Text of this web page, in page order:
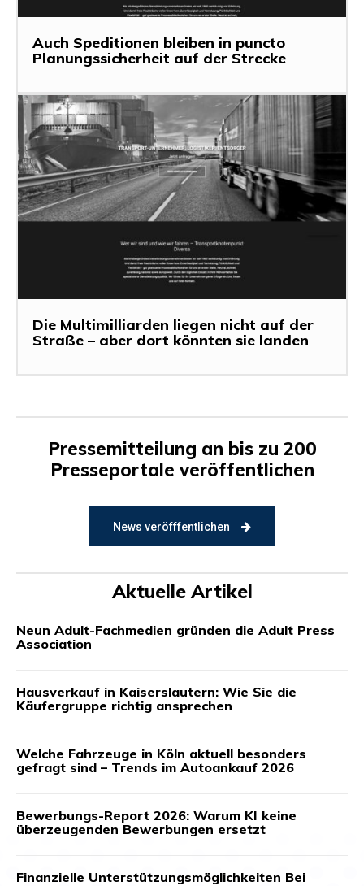
Auch Speditionen bleiben in puncto
Planungssicherheit auf der Strecke
Die Multimilliarden liegen nicht auf der
Straße – aber dort könnten sie landen
Pressemitteilung an bis zu 200
Presseportale veröffentlichen
News veröfffentlichen
Aktuelle Artikel
Neun Adult-Fachmedien gründen die Adult Press
Association
Hausverkauf in Kaiserslautern: Wie Sie die
Käufergruppe richtig ansprechen
Welche Fahrzeuge in Köln aktuell besonders
gefragt sind – Trends im Autoankauf 2026
Bewerbungs-Report 2026: Warum KI keine
überzeugenden Bewerbungen ersetzt
Finanzielle Unterstützungsmöglichkeiten Bei